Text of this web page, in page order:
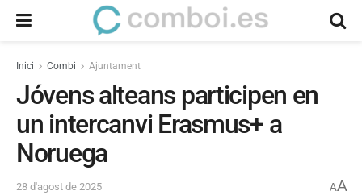
Inici Combi Ajuntament
Jóvens alteans participen en
un intercanvi Erasmus+ a
Noruega
28 d'agost de 2025 AA